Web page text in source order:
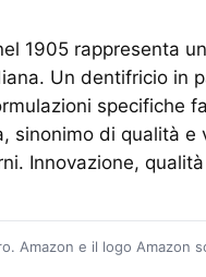
1905 rappresenta
Un dentifricio in
specifiche
sinonimo di qualità e
Innovazione,
Amazon e il logo Amazon